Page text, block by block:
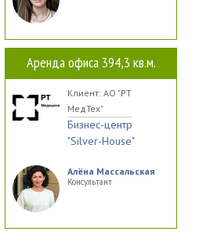
Аренда офиса 394,3 кв.м.
Клиент: АО "РТ
МедТех"
Бизнес-центр
"Silver-House"
Алёна Массальская
Консультант